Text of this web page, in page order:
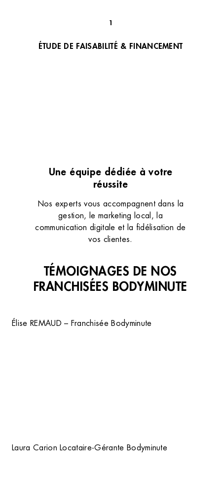
1
ÉTUDE DE FAISABILITÉ & FINANCEMENT
Une équipe dédiée à votre
réussite
Nos experts vous accompagnent dans la
gestion, le marketing local, la
communication digitale et la fidélisation de
vos clientes.
TÉMOIGNAGES DE NOS
FRANCHISÉES BODYMINUTE
Élise REMAUD – Franchisée Bodyminute
Laura Carion Locataire-Gérante Bodyminute